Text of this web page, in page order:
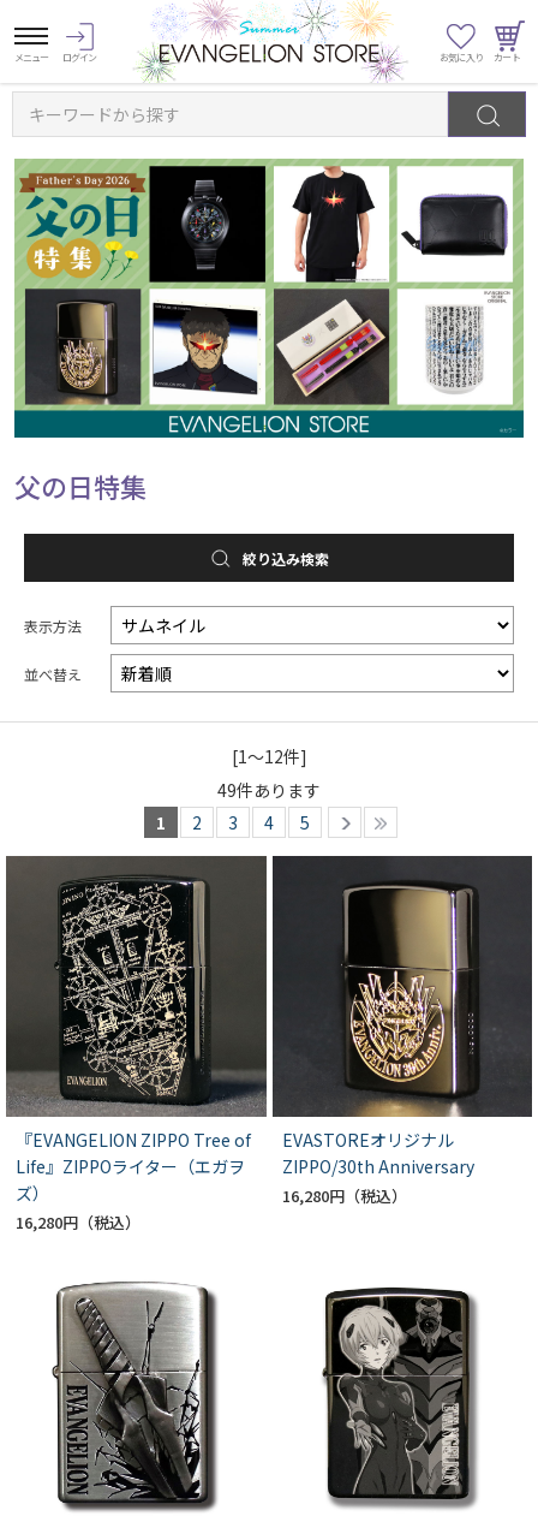
キーワードから探す
父の日特集
絞り込み検索
表示方法
並べ替え
[1～12件]
49件あります
1
2 3 4 5
『EVANGELION ZIPPO Tree of
Life』ZIPPOライター（エガヲ
ズ）
16,280円
EVASTOREオリジナル
ZIPPO/30th Anniversary
16,280円